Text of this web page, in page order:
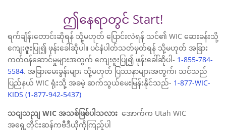
ဤနေရာတွင် Start!
ရက်ချိန်းတောင်းဆိုရန် သို့မဟုတ် ပြောင်းလဲရန် သင်၏ WIC ဆေးခန်းသို့
ကျေးဇူးပြု၍ ဖုန်းခေါ်ဆိုပါ။ ပင်နံပါတ်သတ်မှတ်ရန် သို့မဟုတ် အခြား
ကတ်ဝန်ဆောင်မှုများအတွက် ကျေးဇူးပြု၍ ဖုန်းခေါ်ဆိုပါ- 1-855-784-
5584. အခြားမေးခွန်းများ သို့မဟုတ် ပြဿနာများအတွက်၊ သင်သည်
ပြည်နယ် WIC ရုံးသို့ အခမဲ့ ဆက်သွယ်မေးမြန်းနိုင်သည်- 1-877-WIC-
KIDS (1-877-942-5437)
သငျသညျ WIC အသစ်ဖြစ်ပါသလား အောက်က Utah WIC
အရှေ့တိုင်းဆန်ကဗီဒီယိုကိုကြည့်ပါ